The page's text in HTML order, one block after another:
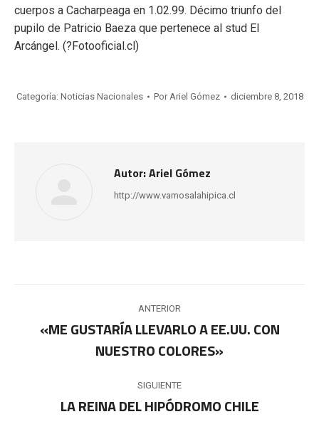
cuerpos a Cacharpeaga en 1.02.99. Décimo triunfo del
pupilo de Patricio Baeza que pertenece al stud El
Arcángel. (?Fotooficial.cl)
Categoría: Noticias Nacionales PorAriel Gómez diciembre 8, 2018
Autor:Ariel Gómez
http://www.vamosalahipica.cl
entre
publicaciones
ANTERIOR
anterior:
«ME GUSTARÍA LLEVARLO A EE.UU. CON
NUESTRO COLORES»
SIGUIENTE
Publicación
LA REINA DEL HIPÓDROMO CHILE